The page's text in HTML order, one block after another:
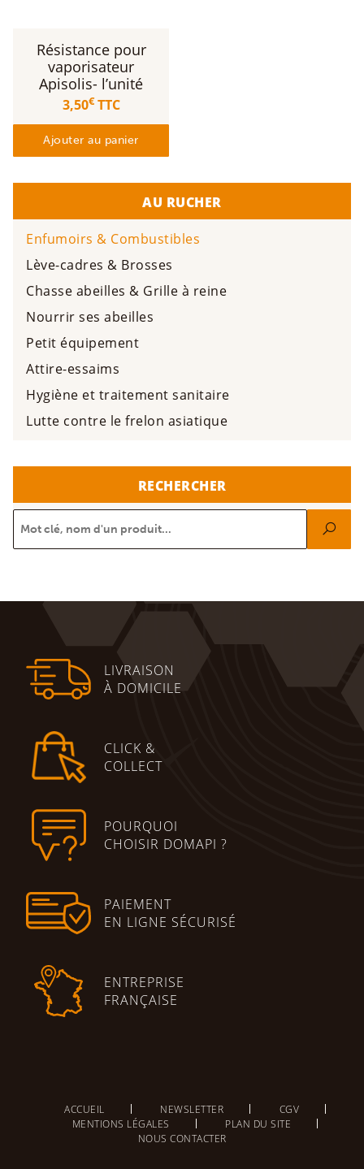
Résistance pour
vaporisateur
Apisolis- l’unité
3,50€ TTC
Ajouter au panier
AU RUCHER
Enfumoirs & Combustibles
Lève-cadres & Brosses
Chasse abeilles & Grille à reine
Nourrir ses abeilles
Petit équipement
Attire-essaims
Hygiène et traitement sanitaire
Lutte contre le frelon asiatique
RECHERCHER
LIVRAISON
À DOMICILE
CLICK &
COLLECT
POURQUOI
CHOISIR DOMAPI ?
PAIEMENT
EN LIGNE SÉCURISÉ
ENTREPRISE
FRANÇAISE
ACCUEIL NEWSLETTER
CGV
MENTIONS LÉGALES
PLAN DU SITE
NOUS CONTACTER